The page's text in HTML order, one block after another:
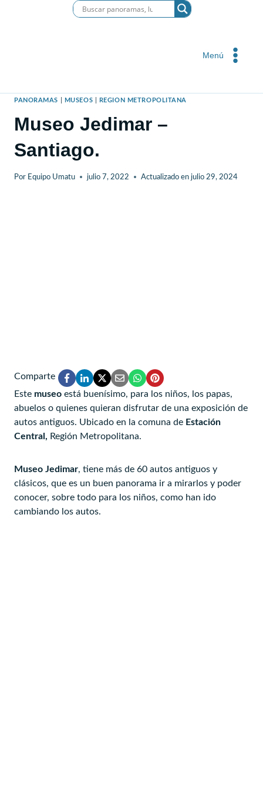
Menú
PANORAMAS MUSEOS REGION METROPOLITANA
Museo Jedimar –
Santiago.
Por Equipo Umatu julio 7, 2022 Actualizado en julio 29, 2024
Comparte
Este museo está buenísimo, para los niños, los papas,
abuelos o quienes quieran disfrutar de una exposición de
autos antiguos. Ubicado en la comuna de Estación
Central, Región Metropolitana.
Museo Jedimar, tiene más de 60 autos antiguos y
clásicos, que es un buen panorama ir a mirarlos y poder
conocer, sobre todo para los niños, como han ido
cambiando los autos.